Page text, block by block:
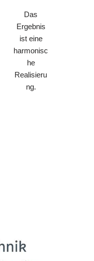
Das
Ergebnis
ist eine
harmonisc
he
Realisieru
ng.